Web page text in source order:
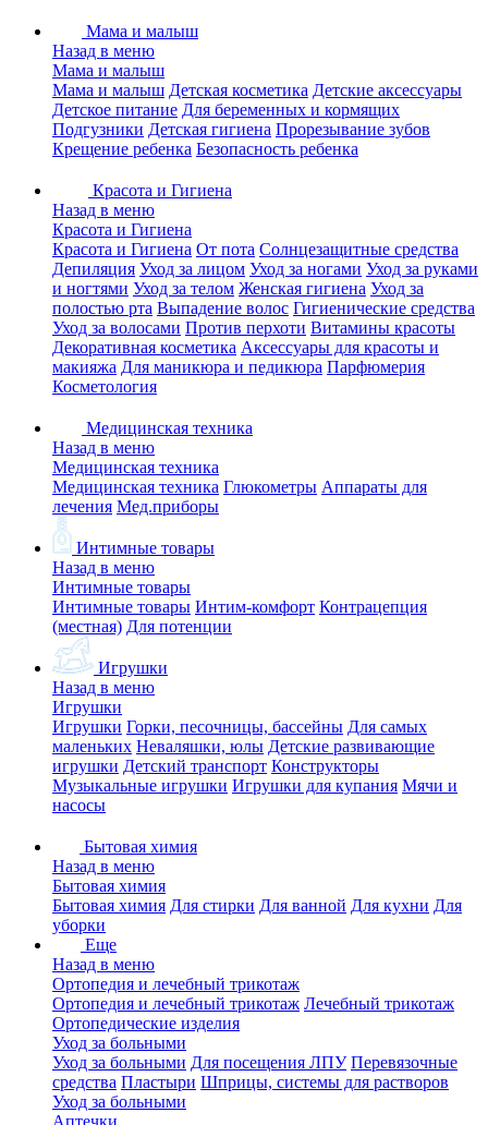
Мама и малыш
Назад в меню
Мама и малыш
Мама и малыш Детская косметика Детские аксессуары
Детское питание Для беременных и кормящих
Подгузники Детская гигиена Прорезывание зубов
Крещение ребенка Безопасность ребенка
Красота и Гигиена
Назад в меню
Красота и Гигиена
Красота и Гигиена От пота Солнцезащитные средства
Депиляция Уход за лицом Уход за ногами Уход за руками
и ногтями Уход за телом Женская гигиена Уход за
полостью рта Выпадение волос Гигиенические средства
Уход за волосами Против перхоти Витамины красоты
Декоративная косметика Аксессуары для красоты и
макияжа Для маникюра и педикюра Парфюмерия
Косметология
Медицинская техника
Назад в меню
Медицинская техника
Медицинская техника Глюкометры Аппараты для
лечения Мед.приборы
Интимные товары
Назад в меню
Интимные товары
Интимные товары Интим-комфорт Контрацепция
(местная) Для потенции
Игрушки
Назад в меню
Игрушки
Игрушки Горки, песочницы, бассейны Для самых
маленьких Неваляшки, юлы Детские развивающие
игрушки Детский транспорт Конструкторы
Музыкальные игрушки Игрушки для купания Мячи и
насосы
Бытовая химия
Назад в меню
Бытовая химия
Бытовая химия Для стирки Для ванной Для кухни Для
уборки
Еще
Назад в меню
Ортопедия и лечебный трикотаж
Ортопедия и лечебный трикотаж Лечебный трикотаж
Ортопедические изделия
Уход за больными
Уход за больными Для посещения ЛПУ Перевязочные
средства Пластыри Шприцы, системы для растворов
Уход за больными
Аптечки